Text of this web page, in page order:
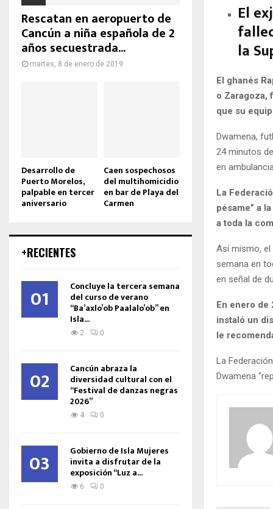
El
la
El ghanés
o Zaragoza,
que su
Dwamena,
24 minutos
en
La
pésame” a
a toda la
Así mismo,
semana en
en señal de
En enero de
instaló un
le
La
Dwamena
Rescatan en aeropuerto de
Cancún a niña española de 2
años secuestrada...
martes, 8 de enero de 2019
Desarrollo de
Puerto Morelos,
palpable en tercer
aniversario
Caen sospechosos
del multihomicidio
en bar de Playa del
Carmen
+RECIENTES
01 Concluye la tercera semana
del curso de verano
“Ba’axlo’ob Paalalo’ob” en
Isla...
2 0
02 Cancún abraza la
diversidad cultural con el
“Festival de danzas negras
2026”
4 0
03 Gobierno de Isla Mujeres
invita a disfrutar de la
exposición “Luz a...
6 0